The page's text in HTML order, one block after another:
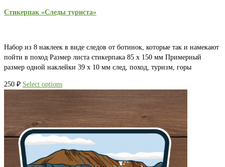
Стикерпак «Следы туриста»
Набор из 8 наклеек в виде следов от ботинок, которые так и намекают
пойти в поход Размер листа стикерпака 85 х 150 мм Примерный
размер одной наклейки 39 х 10 мм след, поход, туризм, горы
250 ₽ Select options